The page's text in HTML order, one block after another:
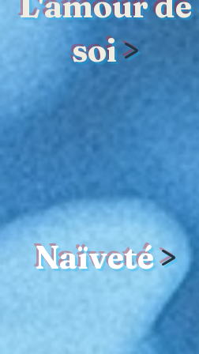
soi>
Naïveté>